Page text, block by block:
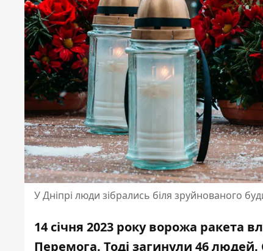
У Дніпрі люди зібрались біля зруйнованого
14 січня 2023 року ворожа ракета
Перемога. Тоді загинули 46 людей.